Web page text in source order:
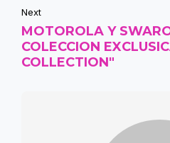
Next
MOTOROLA Y
COLECCION
COLLECTION"